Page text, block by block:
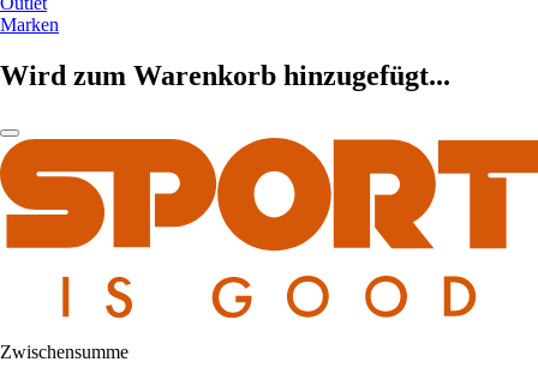
Marken
Wird zum Warenkorb hinzugefügt...
Zwischensumme